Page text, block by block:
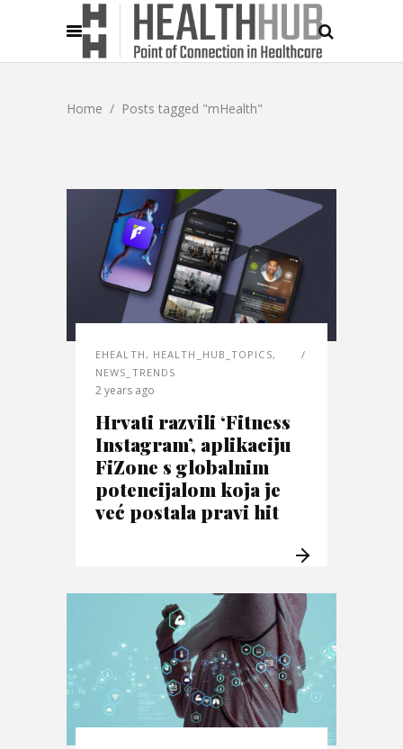
Home / Posts tagged "mHealth"
EHEALTH , HEALTH_HUB_TOPICS,
NEWS_TRENDS
2 years ago
Hrvati razvili ‘Fitness
Instagram’, aplikaciju
FiZone s globalnim
potencijalom koja je
već postala pravi hit